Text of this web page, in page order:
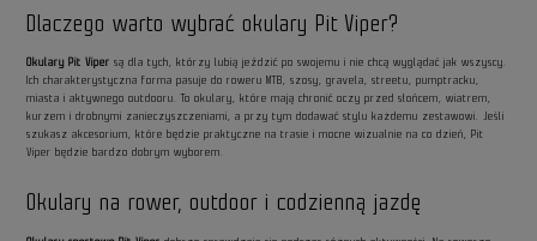
Dlaczego warto wybrać okulary Pit Viper?
Okulary Pit Viper są dla tych, którzy lubią jeździć po swojemu i nie chcą wyglądać jak wszyscy.
Ich charakterystyczna forma pasuje do roweru MTB, szosy, gravela, streetu, pumptracku,
miasta i aktywnego outdooru. To okulary, które mają chronić oczy przed słońcem, wiatrem,
kurzem i drobnymi zanieczyszczeniami, a przy tym dodawać stylu każdemu zestawowi. Jeśli
szukasz akcesorium, które będzie praktyczne na trasie i mocne wizualnie na co dzień, Pit
Viper będzie bardzo dobrym wyborem.
Okulary na rower, outdoor i codzienną jazdę